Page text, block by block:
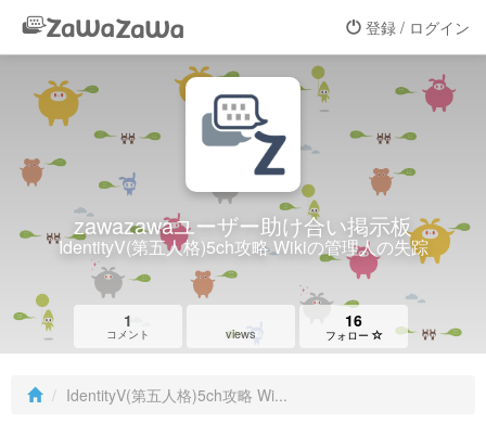
登録 / ログイン
zawazawaユーザー助け合い掲示板
IdentityV(第五人格)5ch攻略 Wikiの管理人の失踪
1
コメント views
16
フォロー
IdentityV(第五人格)5ch攻略 Wi...